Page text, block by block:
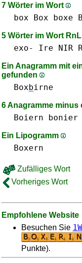
7 Wörter im Wort
box Box boxe
5 Wörter im Wort RnL
exo- Ire NIR
Ein Anagramm mit
gefunden
Boxbirne
6 Anagramme minus
Boiern bonier
Ein Lipogramm
Boxern
Zufälliges Wort
Vorheriges Wort
Empfohlene Website
Besuchen Sie
Punkte).